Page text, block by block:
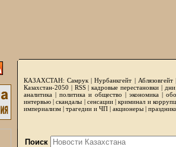
КАЗАХСТАН: Самрук |Нурбанкгейт | Аблязовгейт
Казахстан-2050 | RSS|кадровые перестановки|
аналитика | политика и общество | экономика |
интервью |скандалы | сенсации|криминал и
империализм | трагедии и ЧП | акционеры |
Поиск